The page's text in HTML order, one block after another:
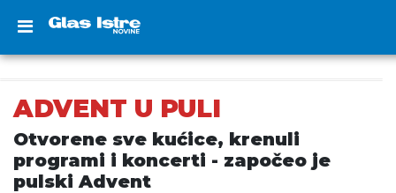
ADVENT U PULI
Otvorene sve kućice, krenuli
programi i koncerti - započeo je
pulski Advent